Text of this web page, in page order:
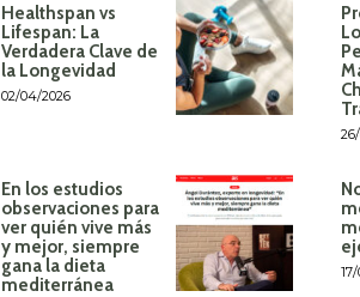
Healthspan vs
Lifespan: La
Verdadera Clave de
la Longevidad
02/04/2026
En los estudios
observaciones para
ver quién vive más
y mejor, siempre
gana la dieta
mediterránea